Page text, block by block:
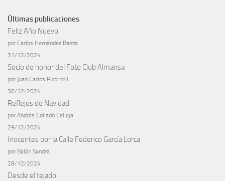
Últimas publicaciones
Feliz Año Nuevo
por Carlos Hernández Baeza
31/12/2024
Socio de honor del Foto Club Almansa
por Juan Carlos Picornell
30/12/2024
Reflejos de Navidad
por Andrés Collado Calleja
29/12/2024
Inocentes por la Calle Federico García Lorca
por Belén Sendra
28/12/2024
Desde el tejado